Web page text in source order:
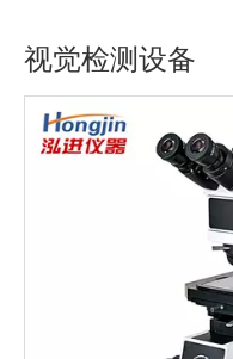
视觉检测设备